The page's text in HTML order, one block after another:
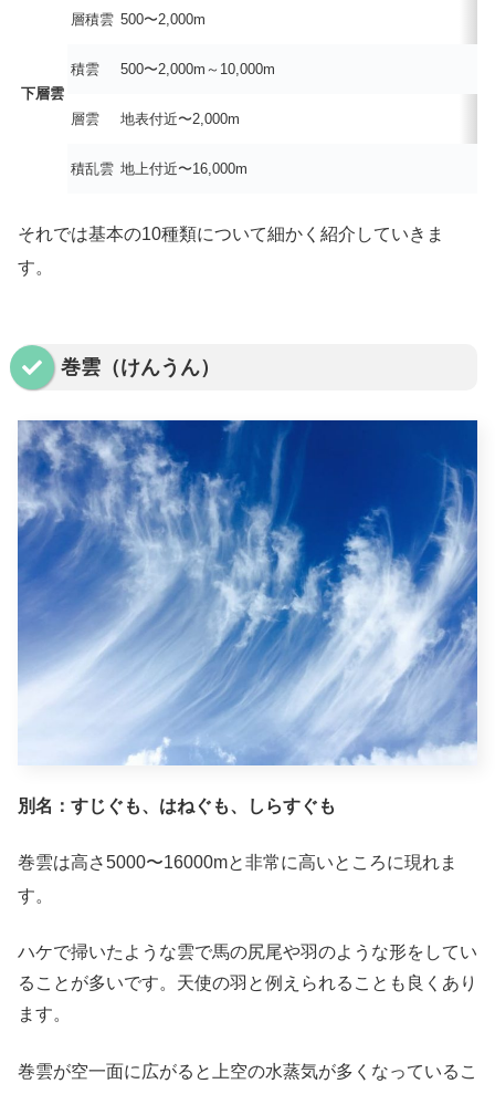
下層雲
層積雲 500〜2,000m
積雲 500〜2,000m～10,000m
層雲 地表付近〜2,000m
積乱雲 地上付近〜16,000m
それでは基本の10種類について細かく紹介していきま
す。
巻雲（けんうん）
別名：すじぐも、はねぐも、しらすぐも
巻雲は高さ5000〜16000mと非常に高いところに現れま
す。
ハケで掃いたような雲で馬の尻尾や羽のような形をしてい
ることが多いです。天使の羽と例えられることも良くあり
ます。
巻雲が空一面に広がると上空の水蒸気が多くなっているこ